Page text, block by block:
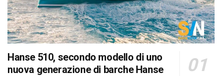
Hanse 510, secondo modello di uno
nuova generazione di barche Hanse